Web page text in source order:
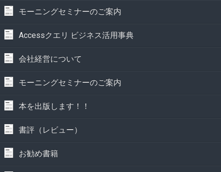
モーニングセミナーのご案内
Accessクエリ ビジネス活用事典
会社経営について
モーニングセミナーのご案内
本を出版します！！
書評（レビュー）
お勧め書籍